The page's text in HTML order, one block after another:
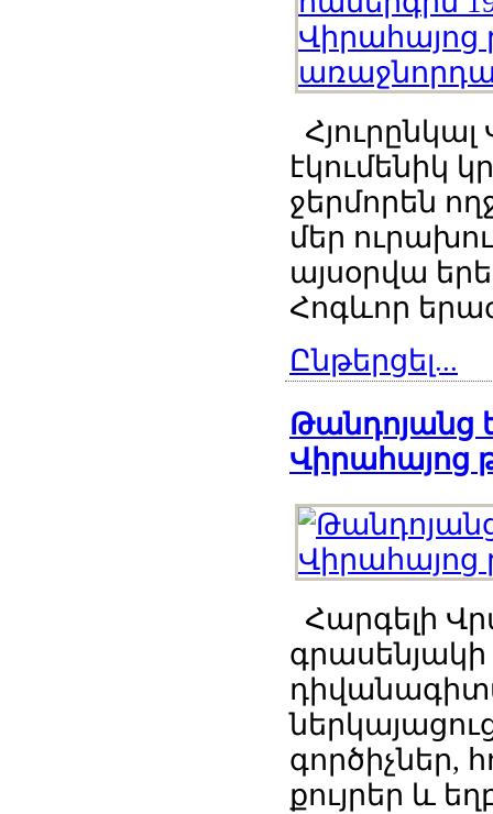
էկումենիկ
ջերմորեն
մեր
այսօրվա
Հոգևոր
Ընթերցել...
Թանդոյանց
Վիրահայոց
Հարգելի
գրասենյակի
գործիչներ,
քույրեր և